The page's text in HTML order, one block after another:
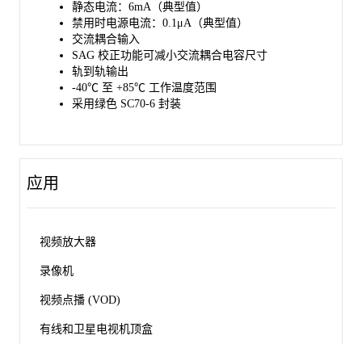
静态电流：6mA（典型值）
禁用时电源电流：0.1μA（典型值）
交流耦合输入
SAG 校正功能可减小交流耦合电容尺寸
轨到轨输出
-40℃ 至 +85℃ 工作温度范围
采用绿色 SC70-6 封装
应用
视频放大器
录像机
视频点播 (VOD)
有线和卫星电视机顶盒